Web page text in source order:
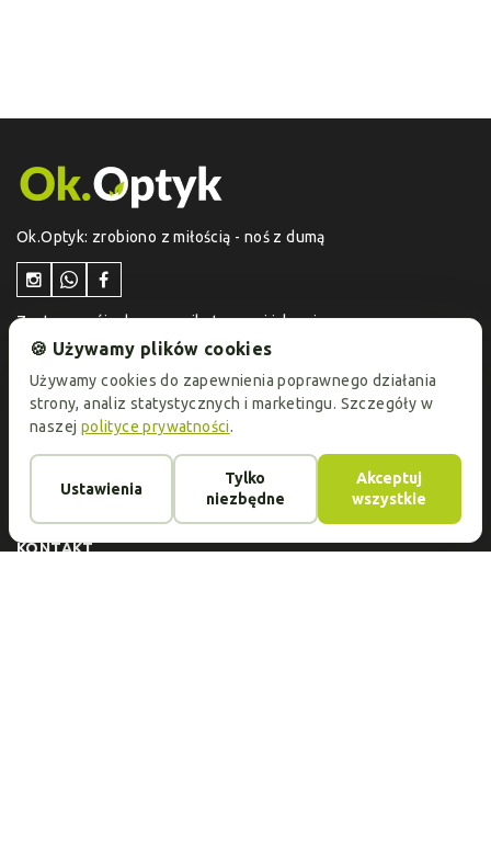
Ok.Optyk: zrobiono z miłością - noś z dumą
Zostaw swój adres e-mail otrzymuj jako pierwszy
informacje o aktualnych promocjach i ofertach
KATALOG
Szkła okularowe
O FIRMIE
UsługiKontaktOpiniePłatność i dostawaArtykuły
KONTAKT
🍪 Używamy plików cookies
Używamy cookies do zapewnienia poprawnego działania
strony, analiz statystycznych i marketingu. Szczegóły w
naszej polityce prywatności.
Ustawienia
Tylko
niezbędne
Akceptuj
wszystkie